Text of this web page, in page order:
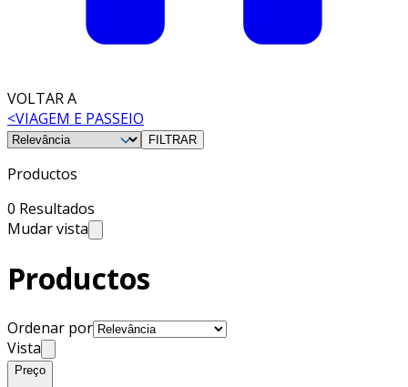
VOLTAR A
<VIAGEM E PASSEIO
FILTRAR
Productos
0 Resultados
Mudar vista
Productos
Ordenar por
Vista
Preço